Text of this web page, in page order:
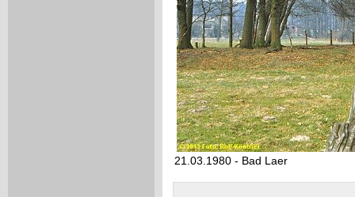
21.03.1980 - Bad Laer